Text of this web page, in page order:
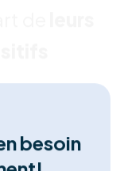
une pose
sécurité
qualité. Nous
et onduleurs de